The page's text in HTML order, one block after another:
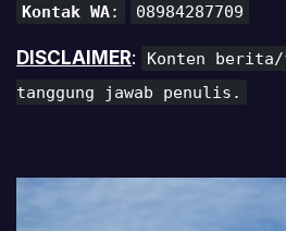
Kontak WA: 08984287709
DISCLAIMER:
Konten
tanggung jawab penulis.